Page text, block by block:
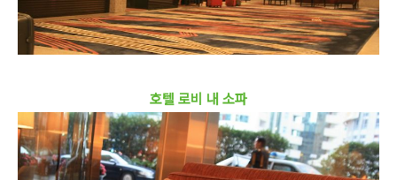
호텔 로비 내 소파